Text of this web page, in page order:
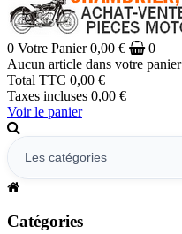
0 Votre Panier 0,00 €
0
Aucun article dans votre panier
Total TTC 0,00 €
Taxes incluses 0,00 €
Voir le panier
Catégories